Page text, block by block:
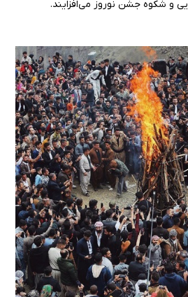
و شکوه جشن نوروز می‌افزایند.